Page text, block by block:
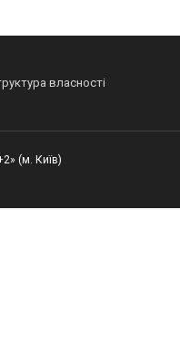
власності
(м. Київ)